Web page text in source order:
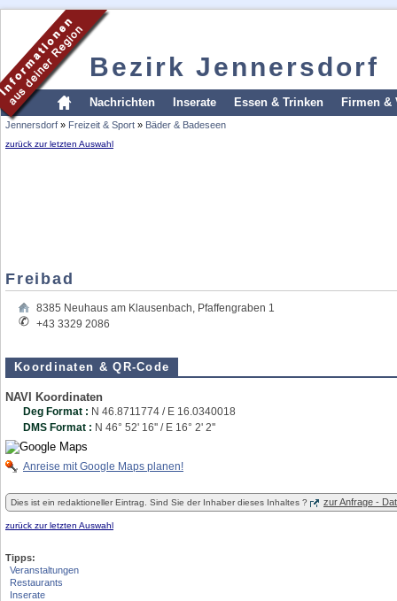
Bezirk Jennersdorf
Nachrichten Inserate Essen & Trinken Firmen &
Jennersdorf » Freizeit & Sport » Bäder & Badeseen
zurück zur letzten Auswahl
Freibad
8385 Neuhaus am Klausenbach, Pfaffengraben 1
+43 3329 2086
Koordinaten & QR-Code
NAVI Koordinaten
Deg Format : N 46.8711774 / E 16.0340018
DMS Format : N 46° 52' 16'' / E 16° 2' 2''
Anreise mit Google Maps planen!
Dies ist ein redaktioneller Eintrag. Sind Sie der Inhaber dieses Inhaltes ? zur Anfrage -
zurück zur letzten Auswahl
Tipps:
Veranstaltungen
Restaurants
Inserate